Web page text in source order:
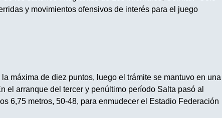
y movimientos ofensivos de interés para el juego
máxima de diez puntos, luego el trámite se mantuvo en una
el arranque del tercer y penúltimo período Salta pasó al
6,75 metros, 50-48, para enmudecer el Estadio Federación